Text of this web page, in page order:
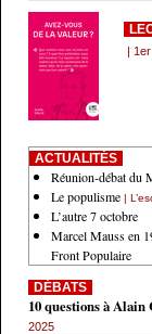
|
ACTUALITÉS
Réunion-débat du
Le populisme |
L’autre 7 octobre
Marcel Mauss en
Front Populaire
DÉBATS
10 questions à Alain
2025